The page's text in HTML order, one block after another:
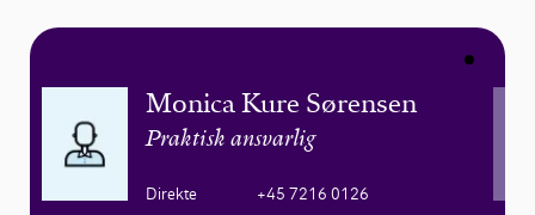
Monica Kure Sørensen
Praktisk ansvarlig
Direkte
+45 7216 0126